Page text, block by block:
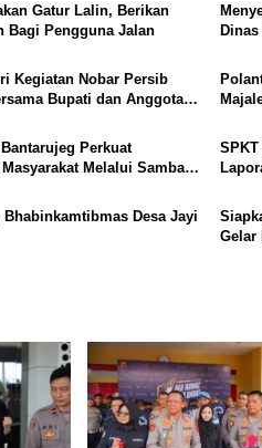
Gatur Lalin, Berikan
Bagi Pengguna Jalan
Kegiatan Nobar Persib
Bupati dan Anggota
Perkuat
Melalui Sambang
Desa Jayi
Gelar